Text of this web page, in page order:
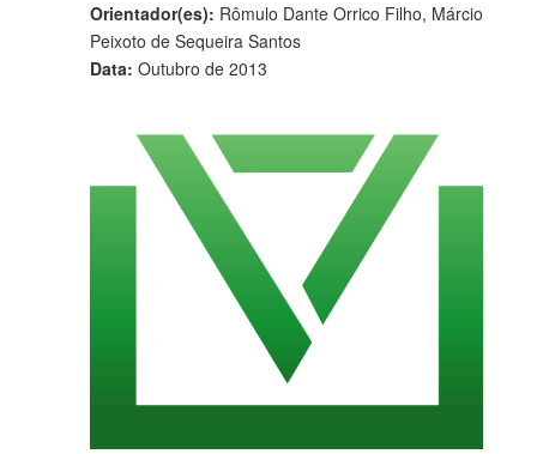
Orientador(es): Rômulo Dante Orrico Filho, Márcio
Peixoto de Sequeira Santos
Data: Outubro de 2013